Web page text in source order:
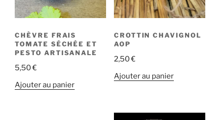
CHÈVRE FRAIS
TOMATE SÉCHÉE ET
PESTO ARTISANALE
5,50€
Ajouter au panier
CROTTIN CHAVIGNOL
AOP
2,50€
Ajouter au panier